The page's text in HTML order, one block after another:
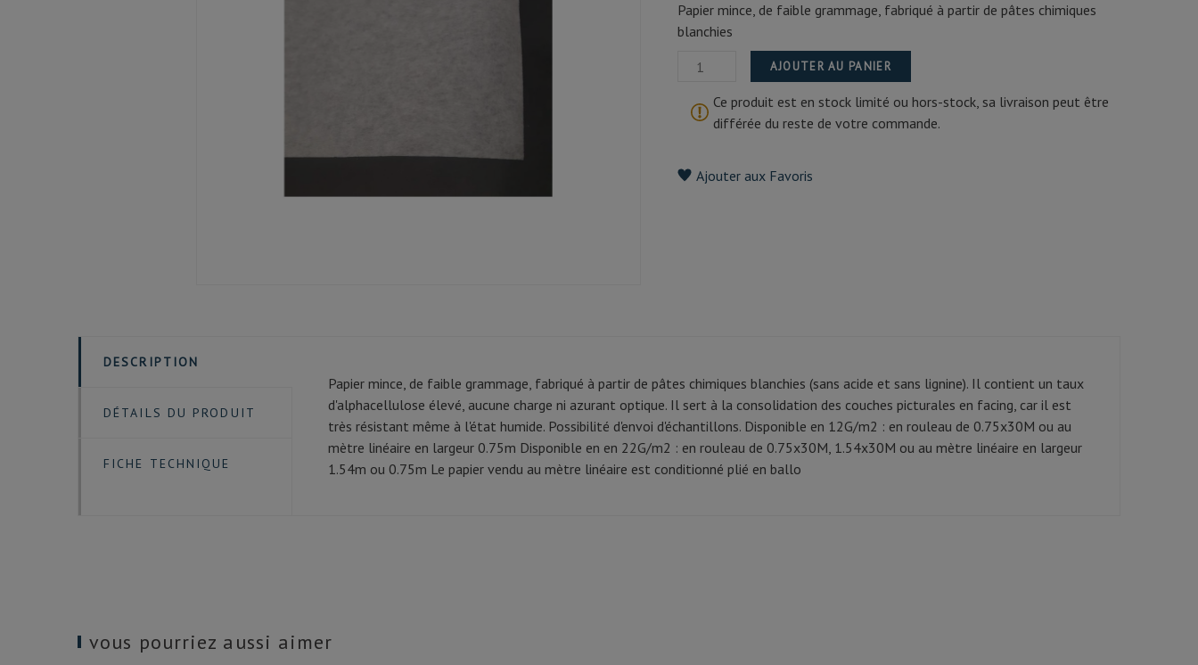
Papier mince, de faible grammage, fabriqué à partir de pâtes chimiques
blanchies
AJOUTER AU PANIER
Ce produit est en stock limité ou hors-stock, sa livraison peut être
différée du reste de votre commande.
Ajouter aux Favoris
DESCRIPTION
DÉTAILS DU PRODUIT
FICHE TECHNIQUE
Papier mince, de faible grammage, fabriqué à partir de pâtes chimiques blanchies (sans acide et sans lignine). Il contient un taux
d'alphacellulose élevé, aucune charge ni azurant optique. Il sert à la consolidation des couches picturales en facing, car il est
très résistant même à l'état humide. Possibilité d'envoi d'échantillons. Disponible en 12G/m2 : en rouleau de 0.75x30M ou au
mètre linéaire en largeur 0.75m Disponible en en 22G/m2 : en rouleau de 0.75x30M, 1.54x30M ou au mètre linéaire en largeur
1.54m ou 0.75m Le papier vendu au mètre linéaire est conditionné plié en ballo
vous pourriez aussi aimer